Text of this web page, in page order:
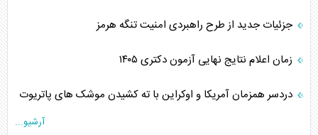
جزئیات جدید از طرح راهبردی امنیت تنگه هرمز
زمان اعلام نتایج نهایی آزمون دکتری ۱۴۰۵
دردسر همزمان آمریکا و اوکراین با ته کشیدن موشک های پاتریوت
آرشیو...